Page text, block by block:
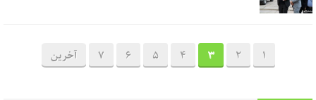
1
2
3
4
5
6
7 آخرین